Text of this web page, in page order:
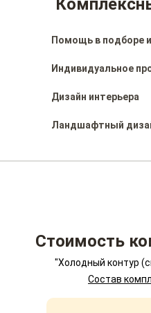
Помощь в подборе и
Индивидуальное
Дизайн интерьера
Ландшафтный
Стоимость
"Холодный контур
Состав